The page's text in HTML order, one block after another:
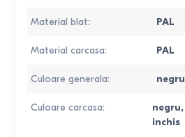
Material blat: PAL
Material carcasa: PAL
Culoare generala: negru
Culoare carcasa: negru,
inchis